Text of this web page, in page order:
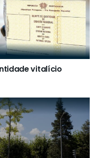
vitalício